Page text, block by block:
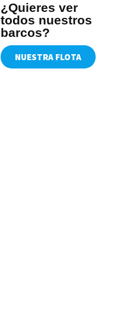
¿Quieres ver
todos nuestros
barcos?
NUESTRA FLOTA